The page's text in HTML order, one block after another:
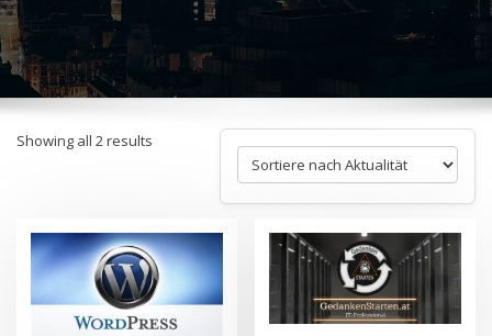
Showing all 2 results